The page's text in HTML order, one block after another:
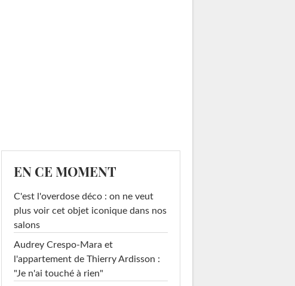
EN CE MOMENT
C'est l'overdose déco : on ne veut
plus voir cet objet iconique dans nos
salons
Audrey Crespo-Mara et
l'appartement de Thierry Ardisson :
"Je n'ai touché à rien"